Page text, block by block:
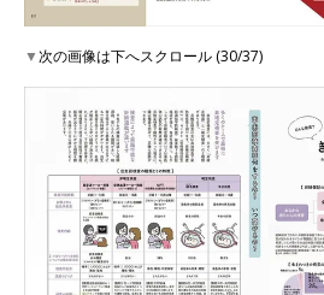
▼次の画像は下へスクロール (30/37)